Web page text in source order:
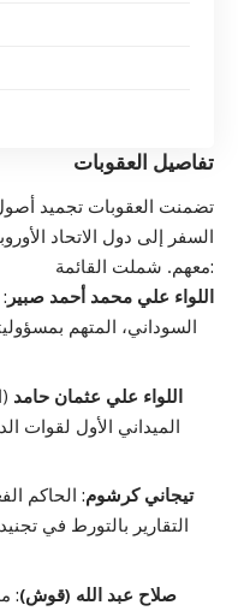
تفاصيل العقوبات
تضمنت العقوبات تجميد
السفر إلى دول الاتحاد
معهم. شملت القائمة:
اللواء علي محمد أحمد صبير
السوداني، المتهم
اللواء علي عثمان حامد
الميداني الأول لقوات
تيجاني كرشوم: الحاكم
التقارير بالتورط في
صلاح عبد الله (قوش):